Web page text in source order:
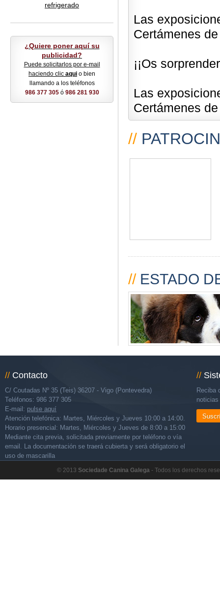
refrigerado
¿Quiere poner aquí su
publicidad?
Puede solicitarlos por e-mail
haciendo clic aqui o bien
llamando a los teléfonos
986 377 305ó 986 281 930
Las
Certámenes
¡¡Os
Las
Certámenes
//
//ESTADO
// Contacto
C/ Coutadas Nº 35 (Teis) 36207 - Vigo (Pontevedra)
Teléfonos: 986 377 305
E-mail: pulse aquí
Atención telefónica: Martes, Miércoles y Jueves 10:00 a 14:00.
Horario presencial: Martes, Miércoles y Jueves de 8:00 a 15:00
Mediante cita previa, solicitada previamente por teléfono o vía
email. La documentación se traerá cubierta y será obligatorio el
uso de mascarilla
//
Reciba
© 2013 Sociedade Canina Galega - Todos los derechos